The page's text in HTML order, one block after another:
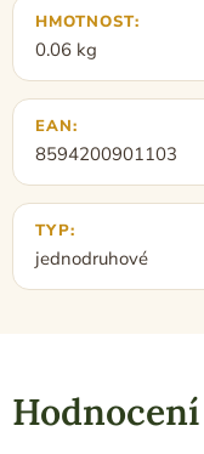
HMOTNOST:
0.06 kg
EAN:
8594200901103
TYP:
jednodruhové